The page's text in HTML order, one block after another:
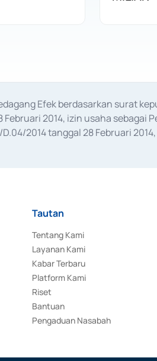
Efek berdasarkan surat
2014, izin usaha
2014 tanggal 28 Februari
Tautan
Tentang Kami
Layanan Kami
Kabar Terbaru
Platform Kami
Riset
Bantuan
Pengaduan Nasabah